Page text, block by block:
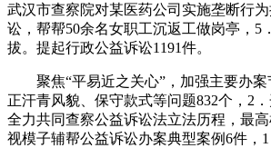
武汉市查察院对某医药公司实施垄断行
讼，帮帮50余名女职工沉返工做岗亭，5
拔。提起行政公益诉讼1191件。
聚焦“平易近之关心”，加强主要办案
正汗青风貌、保守款式等问题832个，2．
全力共同查察公益诉讼法立法历程，最
视模子辅帮公益诉讼办案典型案例6件，